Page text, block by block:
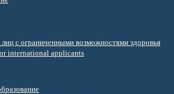
с ограниченными возможностями здоровья
international applicants